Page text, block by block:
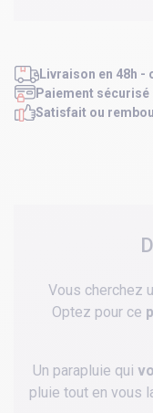
Livraison en 48h -
Paiement sécurisé
Satisfait ou
Vous cherchez
Optez pour ce
Un parapluie qui
pluie tout en vous